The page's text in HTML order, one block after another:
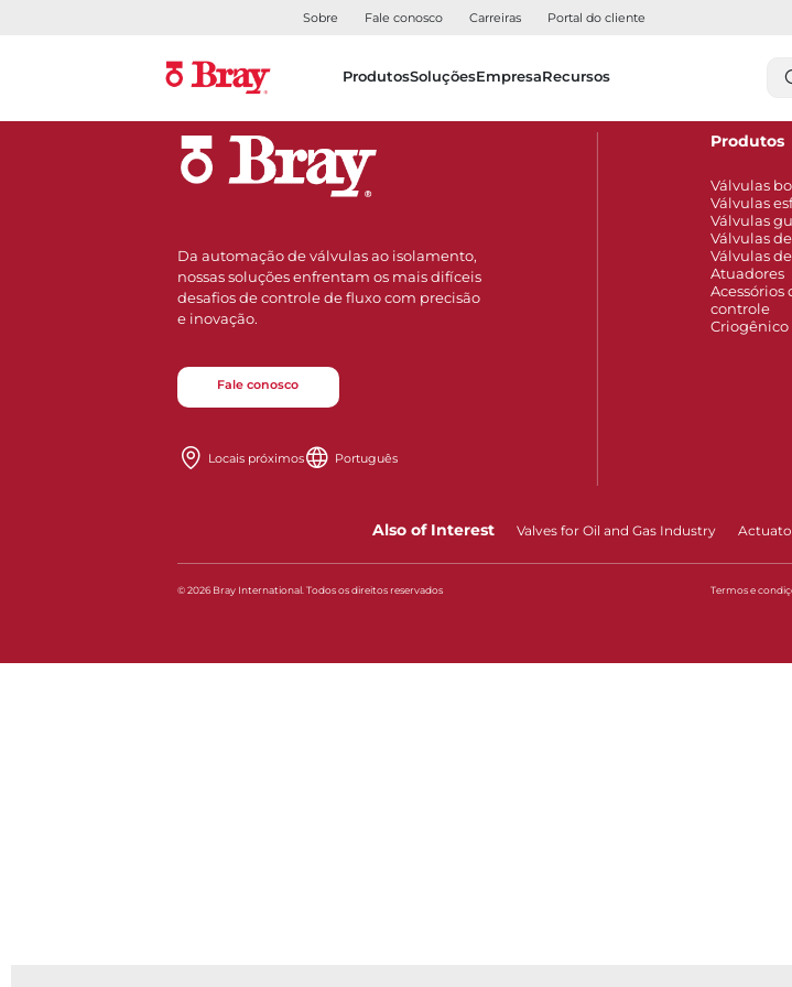
Sobre Fale conosco Carreiras Portal do cliente
ProdutosSoluçõesEmpresaRecursos
Da automação de válvulas ao isolamento,
nossas soluções enfrentam os mais difíceis
desafios de controle de fluxo com precisão
e inovação.
Fale conosco
Locais próximos Português
Produtos
Válvulas
Válvulas
Válvulas
Válvulas
Válvulas
Atuadores
Acessórios
controle
Criogênico
Also of Interest Valves for Oil and Gas Industry
© 2026 Bray International. Todos os direitos reservados Termos e